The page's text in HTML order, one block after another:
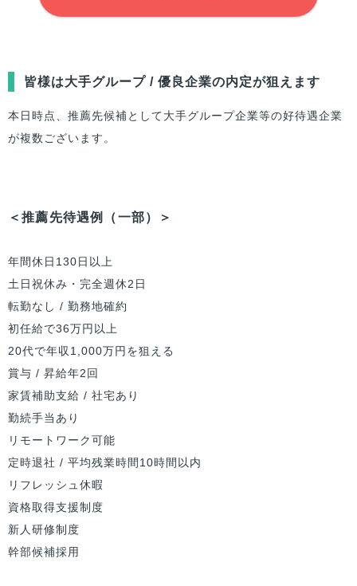
皆様は大手グループ / 優良企業の内定が狙えます
本日時点、推薦先候補として大手グループ企業等の好待遇企業
が複数ございます。
＜推薦先待遇例（一部）＞
年間休日130日以上
土日祝休み・完全週休2日
転勤なし / 勤務地確約
初任給で36万円以上
20代で年収1,000万円を狙える
賞与 / 昇給年2回
家賃補助支給 / 社宅あり
勤続手当あり
リモートワーク可能
定時退社 / 平均残業時間10時間以内
リフレッシュ休暇
資格取得支援制度
新人研修制度
幹部候補採用